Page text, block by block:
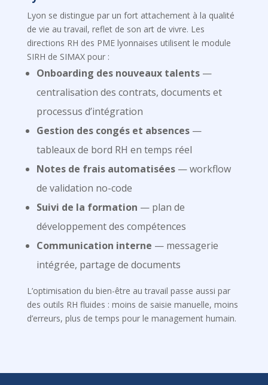
Lyon se distingue par un fort attachement à la qualité
de vie au travail, reflet de son art de vivre. Les
directions RH des PME lyonnaises utilisent le module
SIRH de SIMAX pour :
Onboarding des nouveaux talents—
centralisation des contrats, documents et
processus d’intégration
Gestion des congés et absences—
tableaux de bord RH en temps réel
Notes de frais automatisées— workflow
de validation no-code
Suivi de la formation — plan de
développement des compétences
Communication interne — messagerie
intégrée, partage de documents
L’optimisation du bien-être au travail passe aussi par
des outils RH fluides : moins de saisie manuelle, moins
d’erreurs, plus de temps pour le management humain.